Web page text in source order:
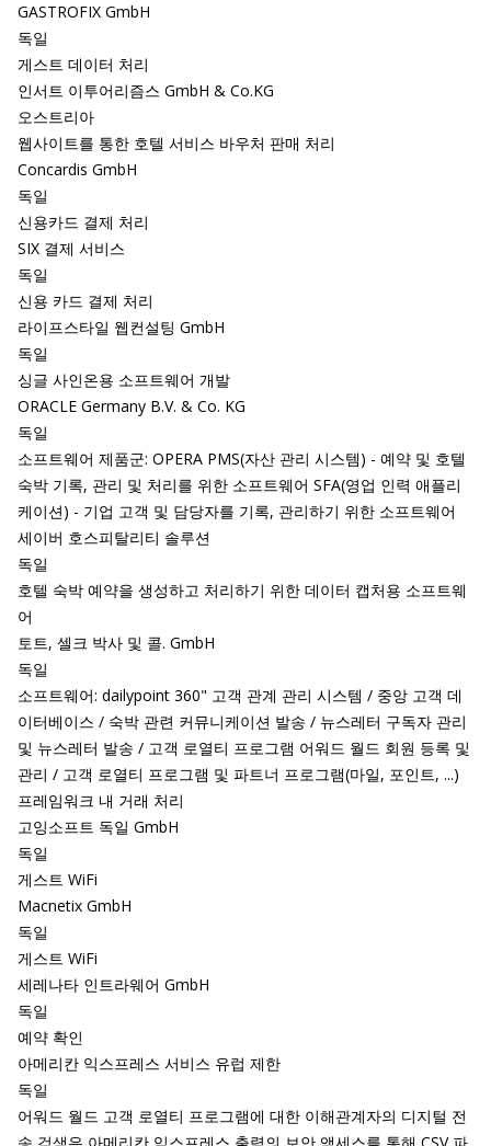
GASTROFIX GmbH
독일
게스트 데이터 처리
인서트 이투어리즘스 GmbH & Co.KG
오스트리아
웹사이트를 통한 호텔 서비스 바우처 판매 처리
Concardis GmbH
독일
신용카드 결제 처리
SIX 결제 서비스
독일
신용 카드 결제 처리
라이프스타일 웹컨설팅 GmbH
독일
싱글 사인온용 소프트웨어 개발
ORACLE Germany B.V. & Co. KG
독일
소프트웨어 제품군: OPERA PMS(자산 관리 시스템) - 예약 및 호텔
숙박 기록, 관리 및 처리를 위한 소프트웨어 SFA(영업 인력 애플리
케이션) - 기업 고객 및 담당자를 기록, 관리하기 위한 소프트웨어
세이버 호스피탈리티 솔루션
독일
호텔 숙박 예약을 생성하고 처리하기 위한 데이터 캡처용 소프트웨
어
토트, 셀크 박사 및 콜. GmbH
독일
소프트웨어: dailypoint 360" 고객 관계 관리 시스템 / 중앙 고객 데
이터베이스 / 숙박 관련 커뮤니케이션 발송 / 뉴스레터 구독자 관리
및 뉴스레터 발송 / 고객 로열티 프로그램 어워드 월드 회원 등록 및
관리 / 고객 로열티 프로그램 및 파트너 프로그램(마일, 포인트, ...)
프레임워크 내 거래 처리
고잉소프트 독일 GmbH
독일
게스트 WiFi
Macnetix GmbH
독일
게스트 WiFi
세레나타 인트라웨어 GmbH
독일
예약 확인
아메리칸 익스프레스 서비스 유럽 제한
독일
어워드 월드 고객 로열티 프로그램에 대한 이해관계자의 디지털 전